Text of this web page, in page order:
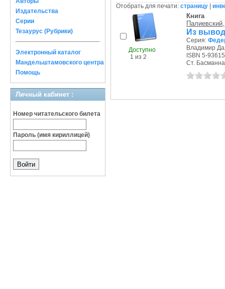
Издательства
Серии
Тезаурус (Рубрики)
Электронный каталог
Мандельштамовского центра
Помощь
Личный кабинет :
Номер читательского билета
Пароль (имя кириллицей)
Отобрать для печати: страницу
Доступно
1 из 2
Книга
Из
Серия:
Владимир
ISBN 5-
Ст.